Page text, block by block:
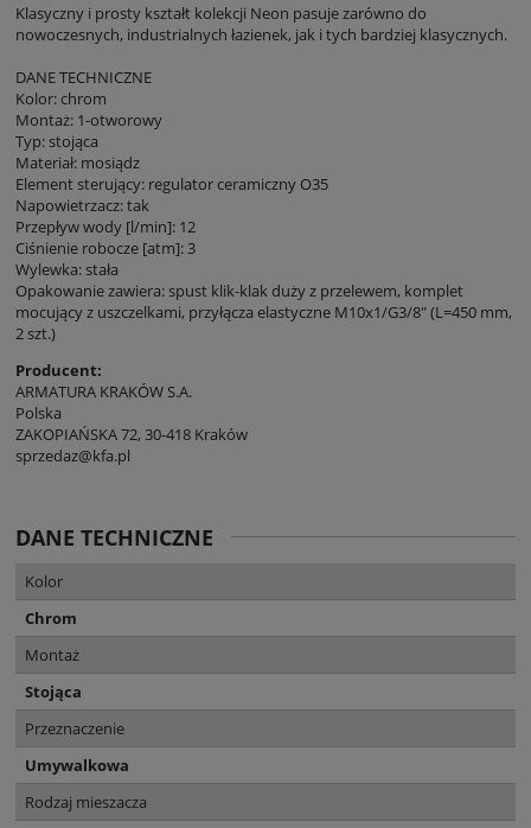
Klasyczny i prosty kształt kolekcji Neon pasuje zarówno do
nowoczesnych, industrialnych łazienek, jak i tych bardziej klasycznych.
DANE TECHNICZNE
Kolor: chrom
Montaż: 1-otworowy
Typ: stojąca
Materiał: mosiądz
Element sterujący: regulator ceramiczny O35
Napowietrzacz: tak
Przepływ wody [l/min]: 12
Ciśnienie robocze [atm]: 3
Wylewka: stała
Opakowanie zawiera: spust klik-klak duży z przelewem, komplet
mocujący z uszczelkami, przyłącza elastyczne M10x1/G3/8" (L=450 mm,
2 szt.)
Producent:
ARMATURA KRAKÓW S.A.
Polska
ZAKOPIAŃSKA 72, 30-418 Kraków
sprzedaz@kfa.pl
DANE TECHNICZNE
Kolor
Chrom
Montaż
Stojąca
Przeznaczenie
Umywalkowa
Rodzaj mieszacza